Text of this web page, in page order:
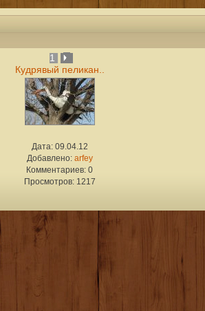
1
Кудрявый пеликан..
Дата: 09.04.12
Добавлено: arfey
Комментариев: 0
Просмотров: 1217